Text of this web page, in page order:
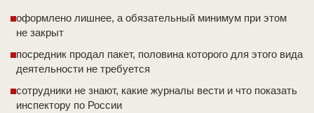
оформлено лишнее, а обязательный минимум при этом
не закрыт
посредник продал пакет, половина которого для этого вида
деятельности не требуется
сотрудники не знают, какие журналы вести и что показать
инспектору по России